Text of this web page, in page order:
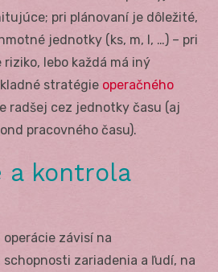
pri plánovaní je dôležité,
jednotky (ks, m, l, …) – pri
lebo každá má iný
stratégie operačného
radšej cez jednotky času (aj
pracovného času).
a kontrola
závisí na
zariadenia a ľudí, na